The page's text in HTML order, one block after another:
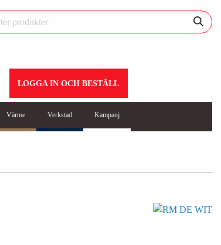
LOGGA IN OCH BESTÄLL
Värme Verkstad Kampanj